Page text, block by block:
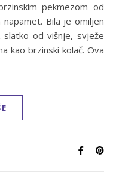
pekmezom od
Bila je omiljen
od višnje, svježe
kao brzinski kolač. Ova